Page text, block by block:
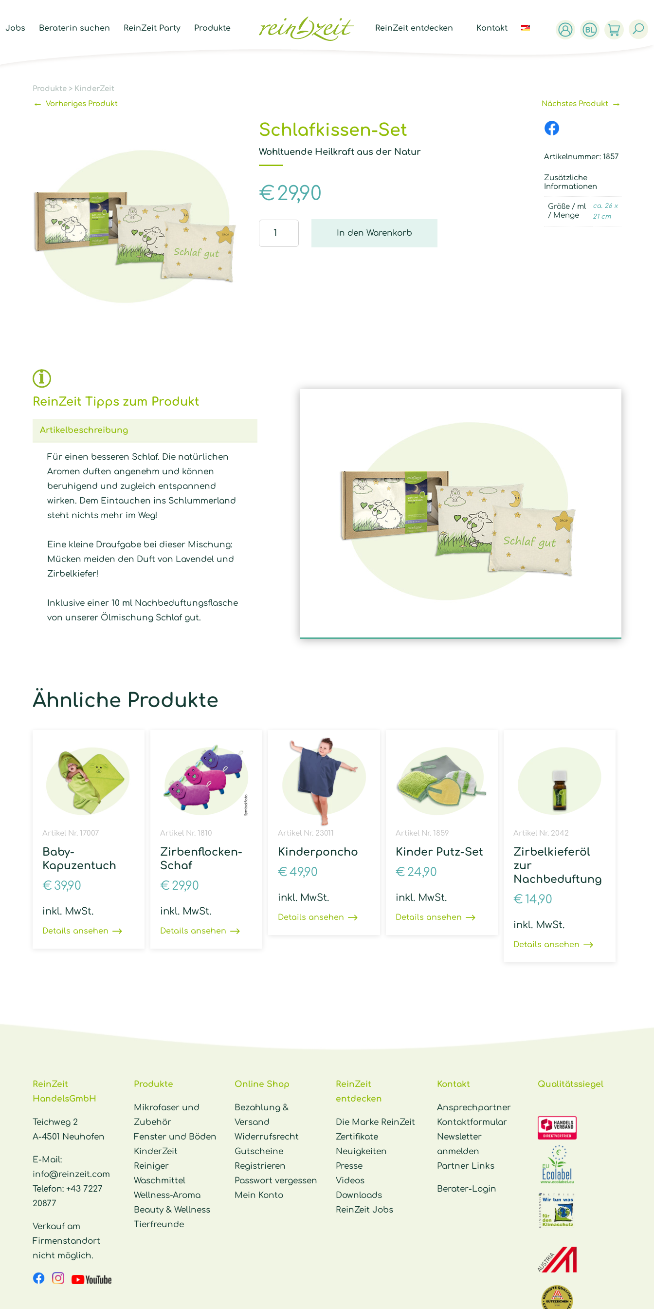
Jobs Beraterin suchen ReinZeit Party Produkte ReinZeit entdecken Kontakt
Produkte > KinderZeit
←Vorheriges Produkt Nächstes Produkt→
Schlafkissen-Set
Wohltuende Heilkraft aus der Natur
€29,90
In den Warenkorb
Artikelnummer: 1857
Zusätzliche
Informationen
Größe / ml
/ Menge
ca. 26 x
21 cm
ReinZeit Tipps zum Produkt
Artikelbeschreibung
Für einen besseren Schlaf. Die natürlichen
Aromen duften angenehm und können
beruhigend und zugleich entspannend
wirken. Dem Eintauchen ins Schlummerland
steht nichts mehr im Weg!
Eine kleine Draufgabe bei dieser Mischung:
Mücken meiden den Duft von Lavendel und
Zirbelkiefer!
Inklusive einer 10 ml Nachbeduftungsflasche
von unserer Ölmischung Schlaf gut.
Ähnliche Produkte
Artikel Nr. 17007
Baby-
Kapuzentuch
€ 39,90
inkl. MwSt.
Details ansehen
Artikel Nr. 1810
Zirbenflocken-
Schaf
€ 29,90
inkl. MwSt.
Details ansehen
Artikel Nr. 23011
Kinderponcho
€49,90
inkl. MwSt.
Details ansehen
Artikel Nr. 1859
Kinder Putz-Set
€ 24,90
inkl. MwSt.
Details ansehen
Artikel Nr. 2042
Zirbelkieferöl
zur
Nachbeduftung
€ 14,90
inkl. MwSt.
Details ansehen
ReinZeit
HandelsGmbH
Teichweg 2
A-4501 Neuhofen
E-Mail:
info@reinzeit.com
Telefon:+43 7227
20877
Verkauf am
Firmenstandort
nicht möglich.
Produkte
Mikrofaser und
Zubehör
Fenster und Böden
KinderZeit
Reiniger
Waschmittel
Wellness-Aroma
Beauty & Wellness
Tierfreunde
Online Shop
Bezahlung &
Versand
Widerrufsrecht
Gutscheine
Registrieren
Passwort vergessen
Mein Konto
ReinZeit
entdecken
Die Marke ReinZeit
Zertifikate
Neuigkeiten
Presse
Videos
Downloads
ReinZeit Jobs
Kontakt
Ansprechpartner
Kontaktformular
Newsletter
anmelden
Partner Links
Berater-Login
Qualitätssiegel